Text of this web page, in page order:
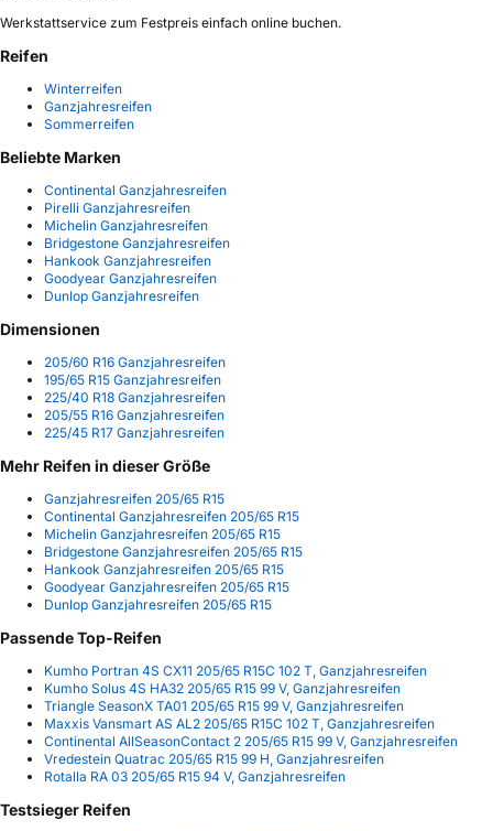
Werkstattservice zum Festpreis einfach online buchen.
Reifen
Winterreifen
Ganzjahresreifen
Sommerreifen
Beliebte Marken
Continental Ganzjahresreifen
Pirelli Ganzjahresreifen
Michelin Ganzjahresreifen
Bridgestone Ganzjahresreifen
Hankook Ganzjahresreifen
Goodyear Ganzjahresreifen
Dunlop Ganzjahresreifen
Dimensionen
205/60 R16 Ganzjahresreifen
195/65 R15 Ganzjahresreifen
225/40 R18 Ganzjahresreifen
205/55 R16 Ganzjahresreifen
225/45 R17 Ganzjahresreifen
Mehr Reifen in dieser Größe
Ganzjahresreifen 205/65 R15
Continental Ganzjahresreifen 205/65 R15
Michelin Ganzjahresreifen 205/65 R15
Bridgestone Ganzjahresreifen 205/65 R15
Hankook Ganzjahresreifen 205/65 R15
Goodyear Ganzjahresreifen 205/65 R15
Dunlop Ganzjahresreifen 205/65 R15
Passende Top-Reifen
Kumho Portran 4S CX11 205/65 R15C 102 T, Ganzjahresreifen
Kumho Solus 4S HA32 205/65 R15 99 V, Ganzjahresreifen
Triangle SeasonX TA01 205/65 R15 99 V, Ganzjahresreifen
Maxxis Vansmart AS AL2 205/65 R15C 102 T, Ganzjahresreifen
Continental AllSeasonContact 2 205/65 R15 99 V, Ganzjahresreifen
Vredestein Quatrac 205/65 R15 99 H, Ganzjahresreifen
Rotalla RA 03 205/65 R15 94 V, Ganzjahresreifen
Testsieger Reifen